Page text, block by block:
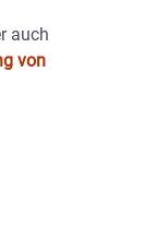
auch
von